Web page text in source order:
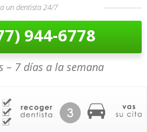
un dentista 24/7
944-6778
– 7 días a la semana